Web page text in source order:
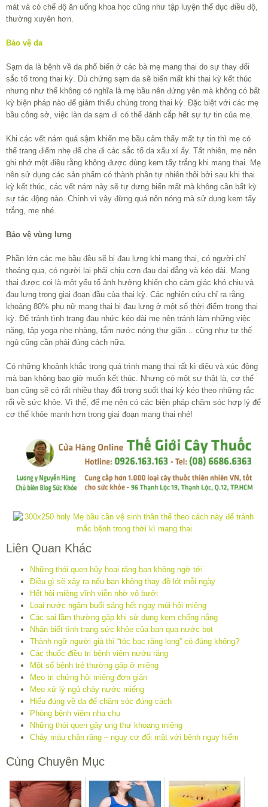
mát và có chế độ ăn uống khoa học cũng như tập luyện thể dục điều độ,
thường xuyên hơn.
Bảo vệ da
Sạm da là bệnh về da phổ biến ở các bà mẹ mang thai do sự thay đổi
sắc tố trong thai kỳ. Dù chứng sạm da sẽ biến mất khi thai kỳ kết thúc
nhưng như thế không có nghĩa là mẹ bầu nên đứng yên mà không có bất
kỳ biện pháp nào để giảm thiểu chúng trong thai kỳ. Đặc biệt với các mẹ
bầu công sở, việc làn da sạm đi có thể đánh cắp hết sự tự tin của mẹ.
Khi các vết nám quá sậm khiến mẹ bầu cảm thấy mất tự tin thì mẹ có
thể trang điểm nhẹ để che đi các sắc tố da xấu xí ấy. Tất nhiên, mẹ nên
ghi nhớ một điều rằng không được dùng kem tẩy trắng khi mang thai. Mẹ
nên sử dụng các sản phẩm có thành phần tự nhiên thôi bởi sau khi thai
kỳ kết thúc, các vết nám này sẽ tự dưng biến mất mà không cần bất kỳ
sự tác động nào. Chính vì vậy đừng quá nôn nóng mà sử dụng kem tẩy
trắng, mẹ nhé.
Bảo vệ vùng lưng
Phần lớn các mẹ bầu đều sẽ bị đau lưng khi mang thai, có người chỉ
thoáng qua, có người lại phải chịu cơn đau dai dẳng và kéo dài. Mang
thai được coi là một yếu tố ảnh hưởng khiến cho cảm giác khó chịu và
đau lưng trong giai đoạn đầu của thai kỳ. Các nghiên cứu chỉ ra rằng
khoảng 80% phụ nữ mang thai bị đau lưng ở một số thời điểm trong thai
kỳ. Để tránh tình trạng đau nhức kéo dài mẹ nên tránh làm những việc
nặng, tập yoga nhẹ nhàng, tắm nước nóng thư giãn… cũng như tư thế
ngủ cũng cần phải đúng cách nữa.
Có những khoảnh khắc trong quá trình mang thai rất kì diệu và xúc động
mà bạn không bao giờ muốn kết thúc. Nhưng có một sự thật là, cơ thể
bạn cũng sẽ có rất nhiều thay đổi trong suốt thai kỳ kéo theo những rắc
rối về sức khỏe. Vì thế, để mẹ nên có các biện pháp chăm sóc hợp lý để
cơ thể khỏe mạnh hơn trong giai đoạn mang thai nhé!
Liên Quan Khác
Những thói quen hủy hoại răng bạn không ngờ tới
Điều gì sẽ xảy ra nếu bạn không thay đồ lót mỗi ngày
Hết hôi miệng vĩnh viễn nhờ vỏ bưởi
Loại nước ngậm buổi sáng hết ngay mùi hôi miệng
Các sai lầm thường gặp khi sử dụng kem chống nắng
Nhận biết tình trạng sức khỏe của bạn qua nước bọt
Thành ngữ người già thì “tóc bạc răng long” có đúng không?
Các thuốc điều trị bệnh viêm nướu răng
Một số bệnh trẻ thường gặp ở miệng
Mẹo trị chứng hôi miệng đơn giản
Mẹo xử lý ngủ chảy nước miếng
Hiểu đúng về da để chăm sóc đúng cách
Phòng bệnh viêm nha chu
Những thói quen gây ung thư khoang miệng
Chảy máu chân răng – nguy cơ đối mặt với bệnh nguy hiểm
Cùng Chuyên Mục